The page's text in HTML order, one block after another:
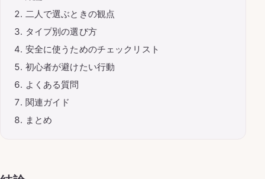
二人で選ぶときの観点
タイプ別の選び方
安全に使うためのチェックリスト
初心者が避けたい行動
よくある質問
関連ガイド
まとめ